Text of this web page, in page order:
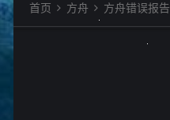
首页 方舟 方舟错误报告